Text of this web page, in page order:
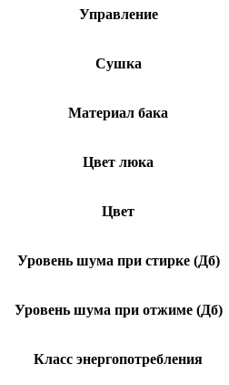
Управление
Сушка
Материал бака
Цвет люка
Цвет
Уровень шума при стирке (Дб)
Уровень шума при отжиме (Дб)
Класс энергопотребления